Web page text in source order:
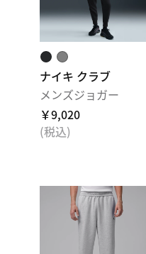
ナイキ クラブ
メンズジョガー
￥9,020
(税込)